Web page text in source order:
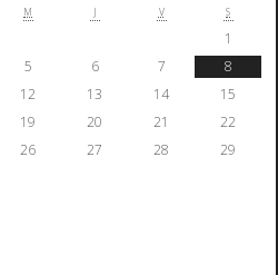
M J V S
1
5 6 7
8
12 13 14
15
19 20 21
22
26 27 28
29